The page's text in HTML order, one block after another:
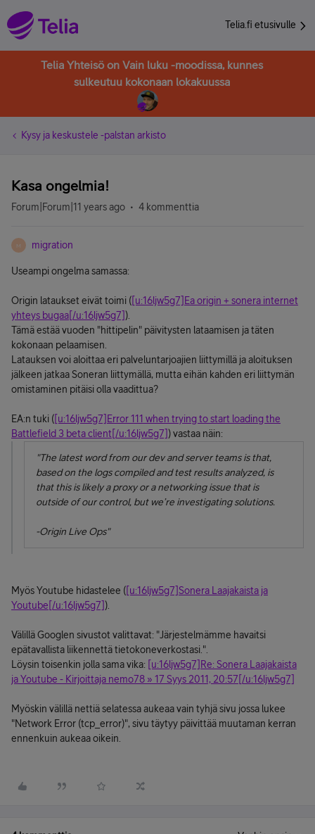
Telia.fi etusivulle
Telia Yhteisö on Vain luku -moodissa, kunnes
sulkeutuu kokonaan lokakuussa
Kysy ja keskustele -palstan arkisto
Kasa ongelmia!
Forum|Forum|11 years ago 4 kommenttia
M migration
Useampi ongelma samassa:
Origin lataukset eivät toimi ( [u:16ljw5g7]Ea origin + sonera internet
yhteys bugaa[/u:16ljw5g7] ).
Tämä estää vuoden "hittipelin" päivitysten lataamisen ja täten
kokonaan pelaamisen.
Latauksen voi aloittaa eri palveluntarjoajien liittymillä ja aloituksen
jälkeen jatkaa Soneran liittymällä, mutta eihän kahden eri liittymän
omistaminen pitäisi olla vaadittua?
EA:n tuki ( [u:16ljw5g7]Error 111 when trying to start loading the
Battlefield 3 beta client[/u:16ljw5g7] ) vastaa näin:
"The latest word from our dev and server teams is that,
based on the logs compiled and test results analyzed, is
that this is likely a proxy or a networking issue that is
outside of our control, but we’re investigating solutions.
-Origin Live Ops"
Myös Youtube hidastelee ( [u:16ljw5g7]Sonera Laajakaista ja
Youtube[/u:16ljw5g7] ).
Välillä Googlen sivustot valittavat: "Järjestelmämme havaitsi
epätavallista liikennettä tietokoneverkostasi.".
Löysin toisenkin jolla sama vika:
[u:16ljw5g7]Re: Sonera Laajakaista
ja Youtube - Kirjoittaja nemo78 » 17 Syys 2011, 20:57[/u:16ljw5g7]
Myöskin välillä nettiä selatessa aukeaa vain tyhjä sivu jossa lukee
"Network Error (tcp_error)", sivu täytyy päivittää muutaman kerran
ennenkuin aukeaa oikein.